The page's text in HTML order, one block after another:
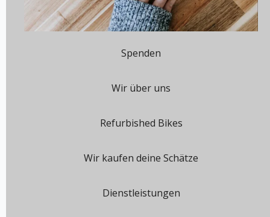
Spenden
Wir über uns
Refurbished Bikes
Wir kaufen deine Schätze
Dienstleistungen